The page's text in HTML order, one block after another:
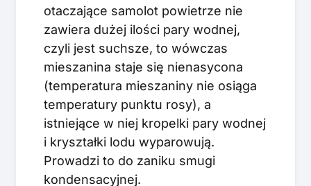
otaczające samolot powietrze nie
zawiera dużej ilości pary wodnej,
czyli jest suchsze, to wówczas
mieszanina staje się nienasycona
(temperatura mieszaniny nie osiąga
temperatury punktu rosy), a
istniejące w niej kropelki pary wodnej
i kryształki lodu wyparowują.
Prowadzi to do zaniku smugi
kondensacyjnej.